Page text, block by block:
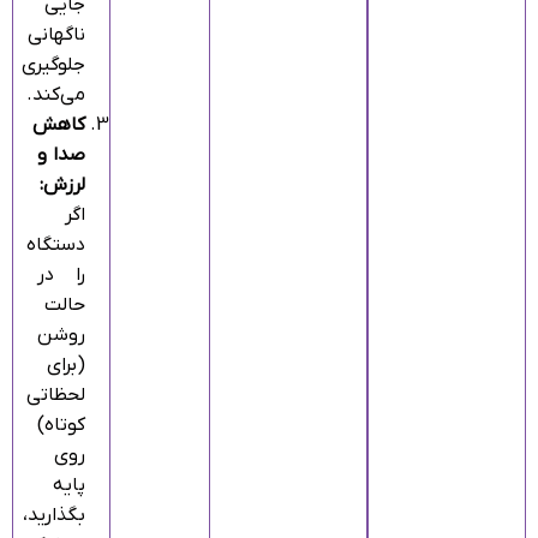
جایی
ناگهانی
جلوگیری
می‌کند.
کاهش
صدا و
لرزش:
اگر
دستگاه
را در
حالت
روشن
(برای
لحظاتی
کوتاه)
روی
پایه
بگذارید،